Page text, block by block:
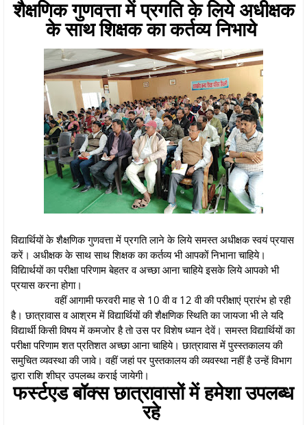
शैक्षणिक गुणवत्ता में प्रगति के लिये अधीक्षक
के साथ शिक्षक का कर्तव्य निभाये
विद्यार्थियों के शैक्षणिक गुणवत्ता में प्रगति लाने के लिये समस्त अधीक्षक स्वयं प्रयास
करें। अधीक्षक के साथ साथ शिक्षक का कर्तव्य भी आपकों निभाना चाहिये।
विद्यािर्थयों का परीक्षा परिणाम बेहतर व अच्छा आना चाहिये इसके लिये आपको भी
प्रयास करना होगा।
वहीं आगामी फरवरी माह से 10 वी व 12 वी की परीक्षाएं प्रारंभ हो रही
है। छात्रावास व आश्रम में विद्यार्थियों की शैक्षणिक स्थिति का जायजा भी ले यदि
विद्यार्थी किसी विषय में कमजोर है तो उस पर विशेष ध्यान देवें। समस्त विद्यार्थियों का
परीक्षा परिणाम शत प्रतिशत अच्छा आना चाहिये। छात्रावास में पुस्स्तकालय की
समुचित व्यवस्था की जावे। वहीं जहां पर पुस्तकालय की व्यवस्था नहीं है उन्हें विभाग
द्वारा राशि शीघ्र उपलब्ध कराई जायेगी।
फर्स्टएड बॉक्स छात्रावासों में हमेशा उपलब्ध
रहे